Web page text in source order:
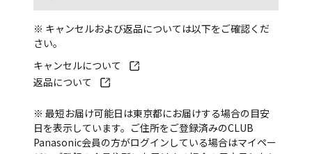
※ キャンセルおよび返品については以下をご確認くだ
さい。
キャンセルについて
返品について
※ 最短お届け可能日は東京都にお届けする場合の目安
日を表示しています。ご住所をご登録済みのCLUB
Panasonic会員の方がログインしている場合はマイペー